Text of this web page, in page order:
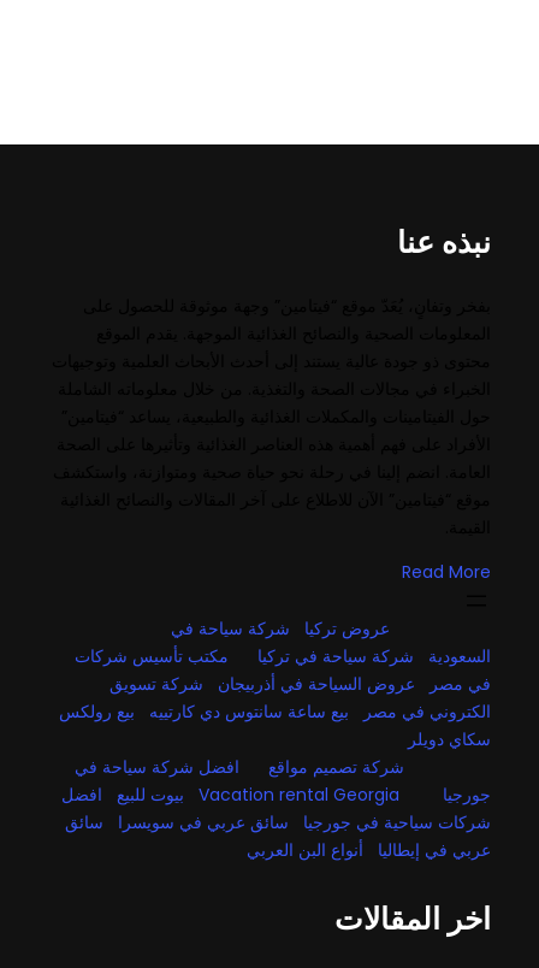
نبذه عنا
Read More
عروض تركيا
شركة سياحة في
السعودية
شركة سياحة في تركيا
مكتب تأسيس شركات
في مصر
عروض السياحة في أذربيجان
شركة تسويق
الكتروني في مصر
بيع ساعة سانتوس دي كارتييه
بيع رولكس
سكاي دويلر
شركة تصميم مواقع
افضل شركة سياحة في
جورجيا
Vacation rental Georgia بيوت للبيع
افضل
شركات سياحية في جورجيا
سائق عربي في سويسرا
سائق
عربي في إيطاليا
أنواع البن العربي
اخر المقالات